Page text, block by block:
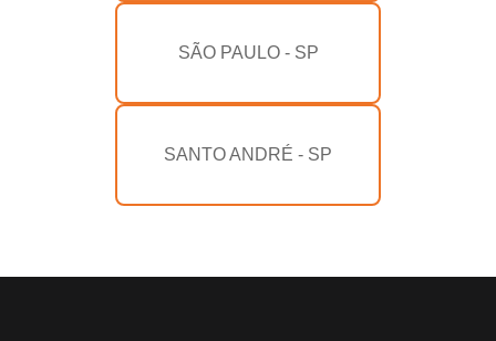
SÃO PAULO - SP
SANTO ANDRÉ - SP